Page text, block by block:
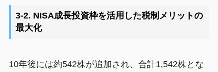
3-2. NISA成長投資枠を活用した税制メリットの
最大化
10年後には約542株が追加され、合計1,542株とな